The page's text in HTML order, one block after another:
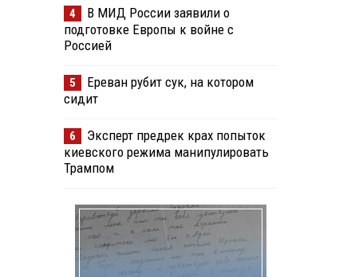
4
В МИД России заявили о
подготовке Европы к войне с
Россией
5
Ереван рубит сук, на котором
сидит
6
Эксперт предрек крах попыток
киевского режима манипулировать
Трампом